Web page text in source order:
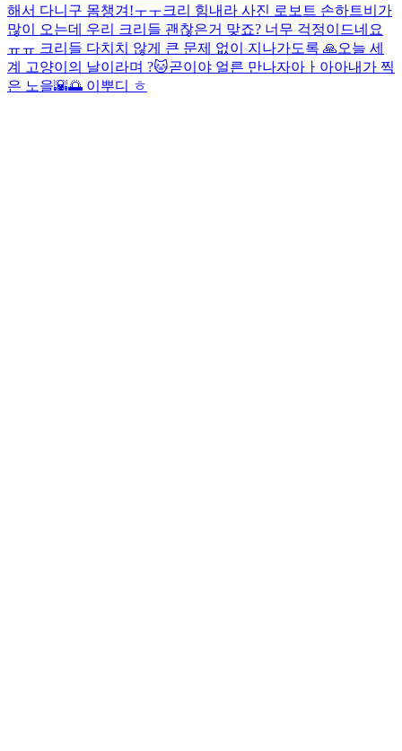
해서 다니구 몸챙겨!ㅜㅜ크리 힘내라 사진 로보트 손하트비가
많이 오는데 우리 크리들 괜찮은거 맞죠? 너무 걱정이드네요
ㅠㅠ 크리들 다치치 않게 큰 문제 없이 지나가도록 🙏오늘 세
계 고양이의 날이라며 ?🐱곧이야 얼른 만나자아ㅏ아아내가 찍
은 노을🌇🌅 이뿌디 ㅎ